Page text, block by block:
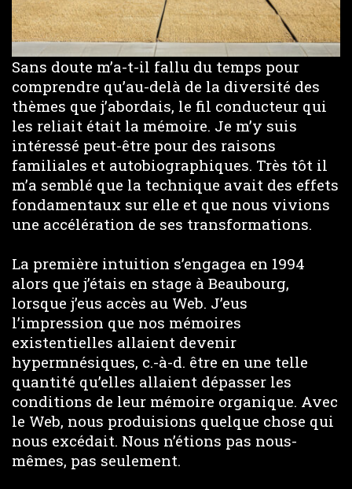
Sans doute m’a-t-il fallu du temps pour
comprendre qu’au-delà de la diversité des
thèmes que j’abordais, le fil conducteur qui
les reliait était la mémoire. Je m’y suis
intéressé peut-être pour des raisons
familiales et autobiographiques. Très tôt il
m’a semblé que la technique avait des effets
fondamentaux sur elle et que nous vivions
une accélération de ses transformations.
La première intuition s’engagea en 1994
alors que j’étais en stage à Beaubourg,
lorsque j’eus accès au Web. J’eus
l’impression que nos mémoires
existentielles allaient devenir
hypermnésiques, c.-à-d. être en une telle
quantité qu’elles allaient dépasser les
conditions de leur mémoire organique. Avec
le Web, nous produisions quelque chose qui
nous excédait. Nous n’étions pas nous-
mêmes, pas seulement.